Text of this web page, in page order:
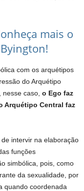
mais o
com os arquétipos
do Arquétipo
caso, o Ego faz
Arquétipo Central faz
intervir na elaboração
funções
simbólica, pois, como
da sexualidade, por
quando coordenada